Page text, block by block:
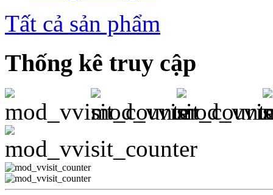
Tất cả sản phẩm
Thống kê truy cập